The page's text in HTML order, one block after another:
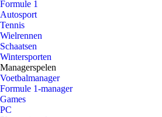
Formule 1
Autosport
Tennis
Wielrennen
Schaatsen
Wintersporten
Managerspelen
Voetbalmanager
Formule 1-manager
Games
PC